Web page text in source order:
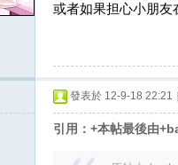
或者如果担心小朋友
發表於 12-9-18 22:21
引用：+本帖最後由